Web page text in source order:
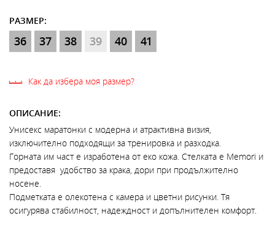
РАЗМЕР:
36 37 38 39 40 41
Как да избера моя размер?
ОПИСАНИЕ:
Унисекс маратонки с модерна и атрактивна визия,
изключително подходящи за тренировка и разходка.
Горната им част е изработена от еко кожа. Стелката е Memori и
предоставя удобство за крака, дори при продължително
носене.
Подметката е олекотена с камера и цветни рисунки. Тя
осигурява стабилност, надеждност и допълнителен комфорт.